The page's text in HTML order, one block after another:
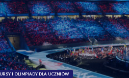
I OLIMPIADY DLA UCZNIÓW